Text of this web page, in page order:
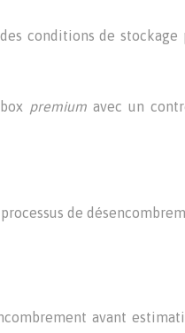
conditions de
premium avec un
de
avant